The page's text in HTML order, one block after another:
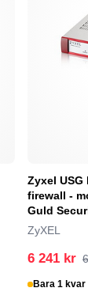
Zyxel USG
firewall -
Guld
ZyXEL
6 241 kr
Bara 1 kvar